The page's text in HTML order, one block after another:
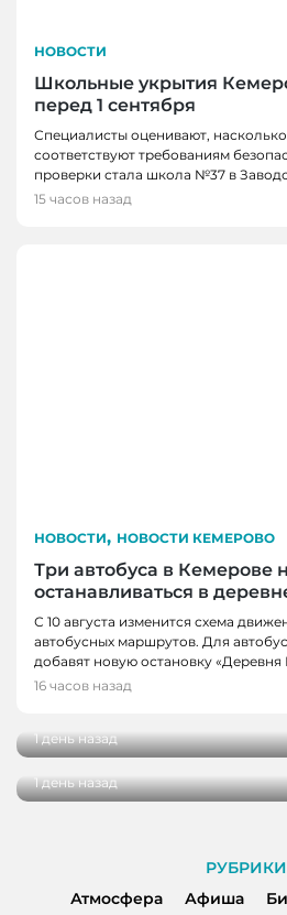
НОВОСТИ
Школьные укрытия
перед 1 сентября
Специалисты оценивают,
соответствуют требованиям
проверки стала школа №37 в
15 часов назад
НОВОСТИ, НОВОСТИ КЕМЕРОВО
Три автобуса в Кемерове
останавливаться в
С 10 августа изменится схема
автобусных маршрутов. Для
добавят новую остановку «Деревня
16 часов назад
НОВОСТИ
В Кузбассе наградили
1 день назад
НОВОСТИ, НОВОСТИ
годом
1 день назад
РУБРИКИ
Атмосфера
Афиша